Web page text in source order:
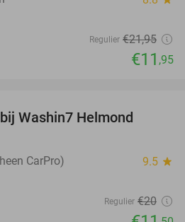
Regulier €21,95
€11 ,95
Washin7 Helmond
CarPro) 9.5 star
Regulier €20